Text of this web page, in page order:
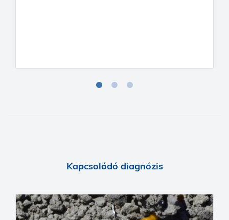
Kapcsolódó diagnózis